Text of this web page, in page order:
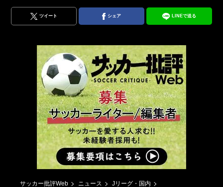
ツイート シェア LINEで送る
サッカー批評Web ニュース
Jリーグ・国内